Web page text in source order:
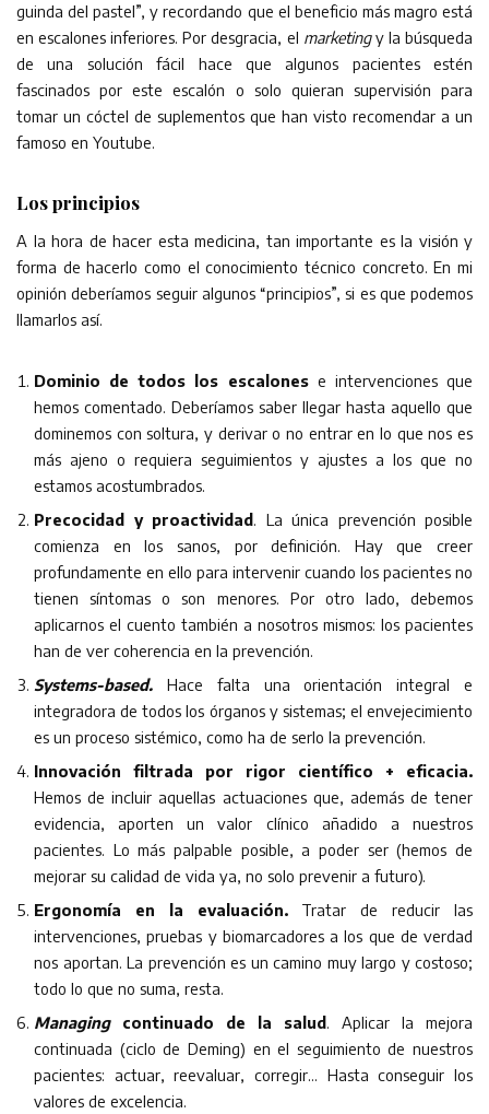
guinda del pastel”, y recordando que el beneficio más magro está
en escalones inferiores. Por desgracia, el marketingy la búsqueda
de una solución fácil hace que algunos pacientes estén
fascinados por este escalón o solo quieran supervisión para
tomar un cóctel de suplementos que han visto recomendar a un
famoso en Youtube.
Los principios
A la hora de hacer esta medicina, tan importante es la visión y
forma de hacerlo como el conocimiento técnico concreto. En mi
opinión deberíamos seguir algunos “principios”, si es que podemos
llamarlos así.
Dominio de todos los escalonese intervenciones que
hemos comentado. Deberíamos saber llegar hasta aquello que
dominemos con soltura, y derivar o no entrar en lo que nos es
más ajeno o requiera seguimientos y ajustes a los que no
estamos acostumbrados.
Precocidad y proactividad. La única prevención posible
comienza en los sanos, por definición. Hay que creer
profundamente en ello para intervenir cuando los pacientes no
tienen síntomas o son menores. Por otro lado, debemos
aplicarnos el cuento también a nosotros mismos: los pacientes
han de ver coherencia en la prevención.
Systems-based. Hace falta una orientación integral e
integradora de todos los órganos y sistemas; el envejecimiento
es un proceso sistémico, como ha de serlo la prevención.
Innovación filtrada por rigor científico + eficacia.
Hemos de incluir aquellas actuaciones que, además de tener
evidencia, aporten un valor clínico añadido a nuestros
pacientes. Lo más palpable posible, a poder ser (hemos de
mejorar su calidad de vida ya, no solo prevenir a futuro).
Ergonomía en la evaluación. Tratar de reducir las
intervenciones, pruebas y biomarcadores a los que de verdad
nos aportan. La prevención es un camino muy largo y costoso;
todo lo que no suma, resta.
Managingcontinuado de la salud. Aplicar la mejora
continuada (ciclo de Deming) en el seguimiento de nuestros
pacientes: actuar, reevaluar, corregir… Hasta conseguir los
valores de excelencia.